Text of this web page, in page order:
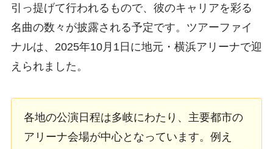
引っ提げて行われるもので、彼のキャリアを彩る
名曲の数々が披露される予定です。ツアーファイ
ナルは、2025年10月1日に地元・横浜アリーナで迎
えられました。
各地の公演日程は多岐にわたり、主要都市の
アリーナ会場が中心となっています。例え